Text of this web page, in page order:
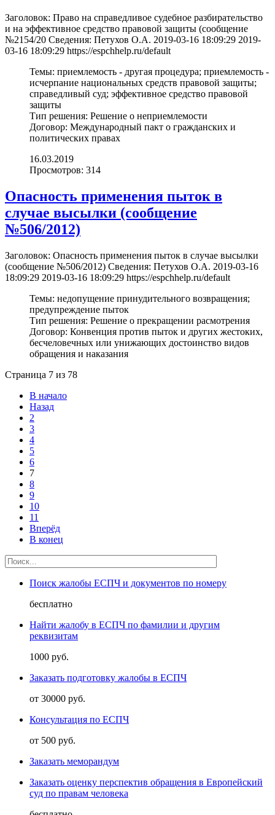
Заголовок: Право на справедливое судебное разбирательство
и на эффективное средство правовой защиты (cообщение
№2154/20 Сведения: Петухов О.А. 2019-03-16 18:09:29 2019-
03-16 18:09:29 https://espchhelp.ru/default
Темы: приемлемость - другая процедура; приемлемость -
исчерпание национальных средств правовой защиты;
справедливый суд; эффективное средство правовой
защиты
Тип решения: Решение о неприемлемости
Договор: Международный пакт о гражданских и
политических правах
16.03.2019
Просмотров: 314
Опасность применения пыток в
случае высылки (cообщение
№506/2012)
Заголовок: Опасность применения пыток в случае высылки
(cообщение №506/2012) Сведения: Петухов О.А. 2019-03-16
18:09:29 2019-03-16 18:09:29 https://espchhelp.ru/default
Темы: недопущение принудительного возвращения;
предупреждение пыток
Тип решения: Решение о прекращении расмотрения
Договор: Конвенция против пыток и других жестоких,
бесчеловечных или унижающих достоинство видов
обращения и наказания
Страница 7 из 78
В начало
Назад
2
3
4
5
6
7
8
9
10
11
Вперёд
В конец
Поиск жалобы ЕСПЧ и документов по номеру
бесплатно
Найти жалобу в ЕСПЧ по фамилии и другим
реквизитам
1000 руб.
Заказать подготовку жалобы в ЕСПЧ
от 30000 руб.
Консультация по ЕСПЧ
от 500 руб.
Заказать меморандум
Заказать оценку перспектив обращения в Европейский
суд по правам человека